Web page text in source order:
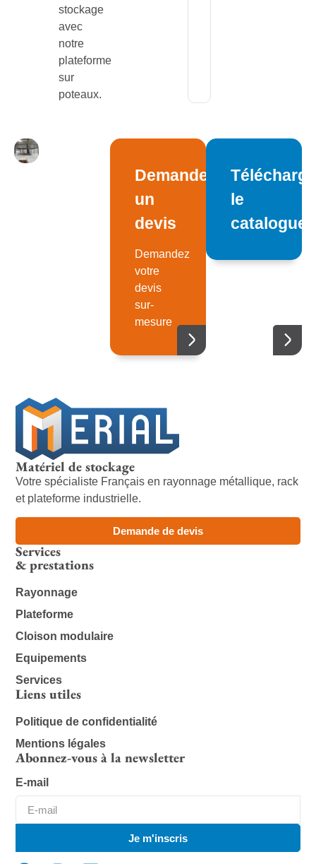
stockage
avec
notre
plateforme
sur
poteaux.
Demandez
un
devis
Demandez
votre
devis
sur-
mesure
le
catalogue
Matériel de stockage
Votre spécialiste Français en rayonnage métallique, rack
et plateforme industrielle.
Demande de devis
Services
& prestations
Rayonnage
Plateforme
Cloison modulaire
Equipements
Services
Liens utiles
Politique de confidentialité
Mentions légales
Abonnez-vous à la newsletter
E-mail
Je m'inscris